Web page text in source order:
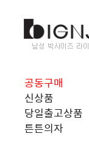
공동구매
신상품
당일출고상품
튼튼의자